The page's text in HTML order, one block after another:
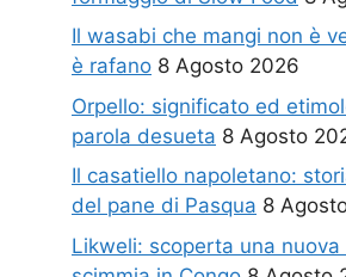
Il wasabi che mangi non è
è rafano 8 Agosto 2026
Orpello: significato ed
parola desueta 8 Agosto
Il casatiello napoletano:
del pane di Pasqua 8
Likweli: scoperta una nuova